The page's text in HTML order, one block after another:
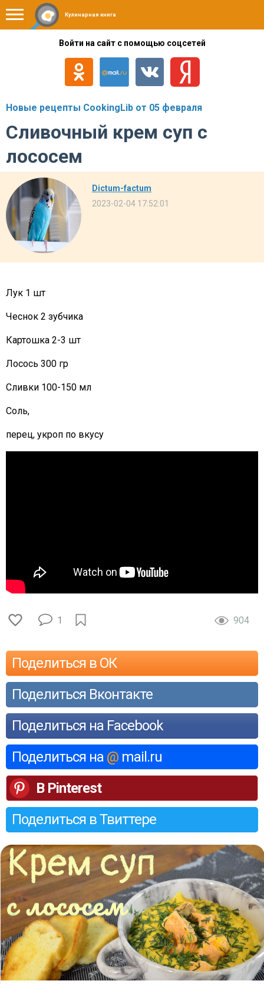
Кулинарная книга
Войти на сайт с помощью соцсетей
Новые рецепты CookingLib от 05 февраля
Сливочный крем суп с
лососем
Dictum-factum
2023-02-04 17:52:01
Лук 1 шт
Чеснок 2 зубчика
Картошка 2-3 шт
Лосось 300 гр
Сливки 100-150 мл
Соль,
перец, укроп по вкусу
1 904
Поделиться в ОК
Поделиться Вконтакте
Поделиться на Facebook
Поделиться на @ mail.ru
В Pinterest
Поделиться в Твиттере